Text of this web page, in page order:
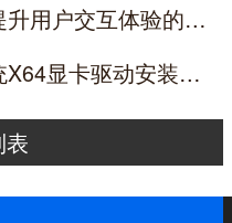
触摸式工控机，提升用户交互体验的设计与实践
银河麒麟操作系统X64显卡驱动安装及售后科普